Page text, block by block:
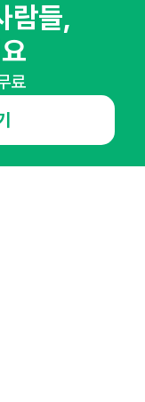
람들,
료